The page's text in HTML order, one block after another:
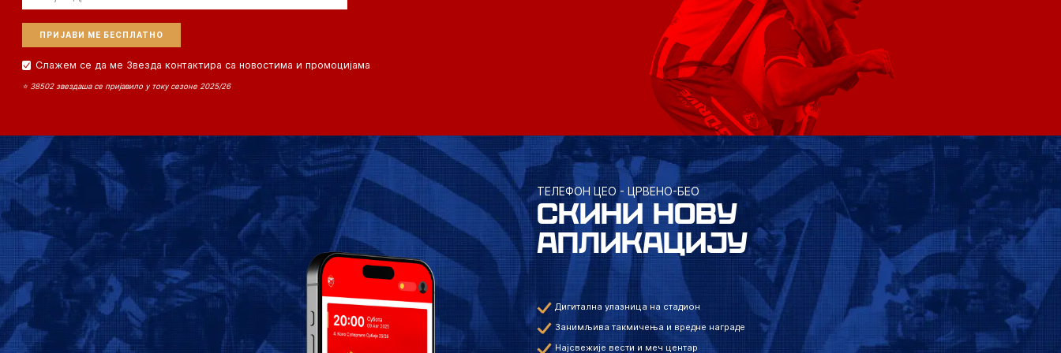
Слажем се да ме Звезда контактира са новостима и промоцијама
⭐ 38502 звездаша се пријавило у току сезоне 2025/26
ТЕЛЕФОН ЦЕО - ЦРВЕНО-БЕО
СКИНИ НОВУ
АПЛИКАЦИЈУ
Дигитална улазница на стадион
Занимљива такмичења и вредне награде
Најсвежије вести и меч центар